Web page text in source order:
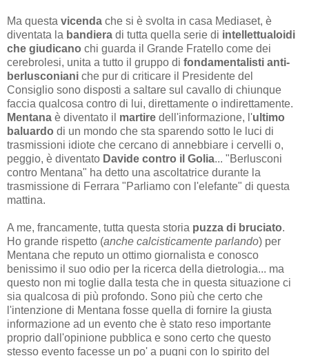
Ma questa vicenda che si è svolta in casa Mediaset, è
diventata la bandiera di tutta quella serie di intellettualoidi
che giudicano chi guarda il Grande Fratello come dei
cerebrolesi, unita a tutto il gruppo di fondamentalisti anti-
berlusconiani che pur di criticare il Presidente del
Consiglio sono disposti a saltare sul cavallo di chiunque
faccia qualcosa contro di lui, direttamente o indirettamente.
Mentana è diventato il martire dell'informazione, l'ultimo
baluardo di un mondo che sta sparendo sotto le luci di
trasmissioni idiote che cercano di annebbiare i cervelli o,
peggio, è diventato Davide contro il Golia... "Berlusconi
contro Mentana" ha detto una ascoltatrice durante la
trasmissione di Ferrara "Parliamo con l'elefante" di questa
mattina.
A me, francamente, tutta questa storia puzza di bruciato.
Ho grande rispetto (anche calcisticamente parlando) per
Mentana che reputo un ottimo giornalista e conosco
benissimo il suo odio per la ricerca della dietrologia... ma
questo non mi toglie dalla testa che in questa situazione ci
sia qualcosa di più profondo. Sono più che certo che
l'intenzione di Mentana fosse quella di fornire la giusta
informazione ad un evento che è stato reso importante
proprio dall'opinione pubblica e sono certo che questo
stesso evento facesse un po' a pugni con lo spirito del